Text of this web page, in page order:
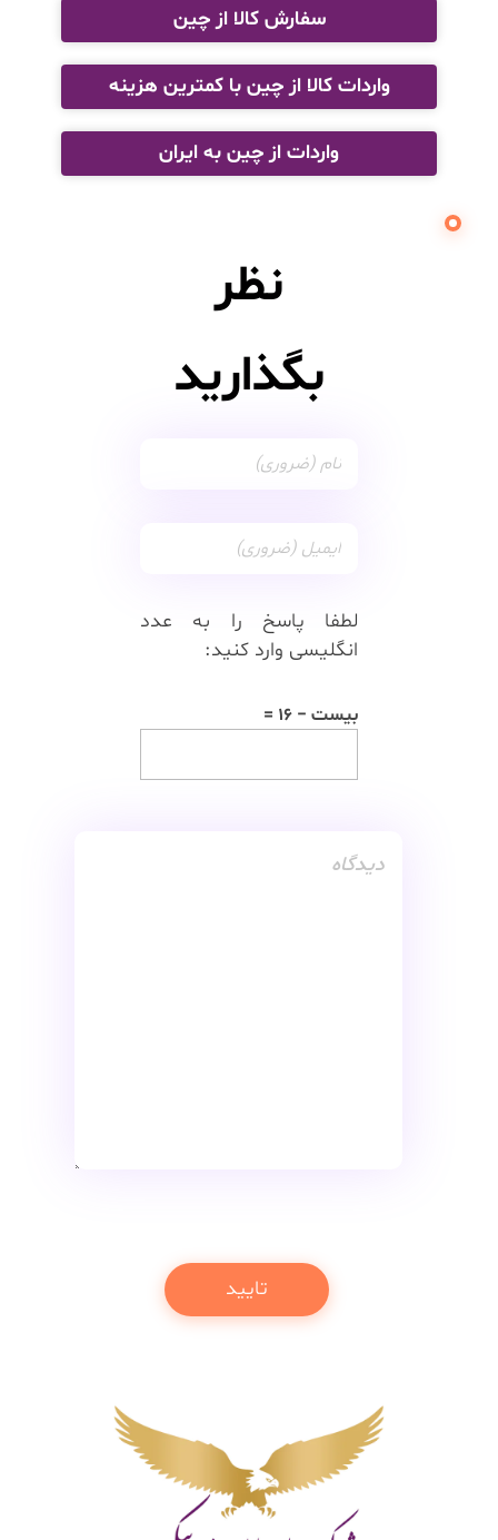
سفارش کالا از چین
واردات کالا از چین با کمترین هزینه
واردات از چین به ایران
نظر
بگذارید
لطفا پاسخ را به عدد
انگلیسی وارد کنید:
بیست − 16 =